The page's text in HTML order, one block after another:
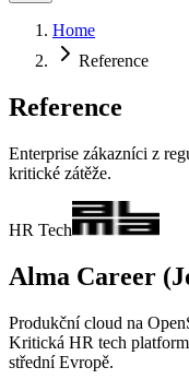
Home
Reference
Reference
Enterprise zákazníci z
kritické zátěže.
HR Tech
Alma Career
Produkční cloud na
Kritická HR tech
střední Evropě.